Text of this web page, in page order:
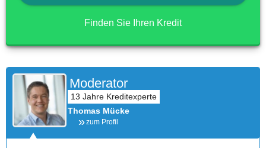
Finden Sie Ihren Kredit
Moderator
Thomas Mücke
zum Profil